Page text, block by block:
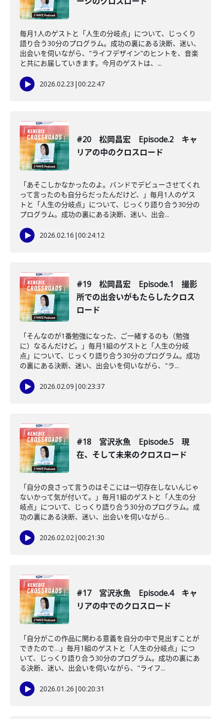
毎月1人のゲストと「人生の分岐点」について、じっくり
語り合う30分のプログラム。成功の裏にある決断、迷い、
出会いを伺いながら、"ライフデザイン"のヒントを、音楽
と共にお届していきます。今月のゲストは、...
2026.02.23 |00:22:47
#20 松岡昌宏 Episode.2 キャ
リアの中のクロスロード
「あそこしかなかったのよ。バンドでデビューさせてくれ
って言ったのも自分らだったんだけど、」毎月1人のゲス
トと「人生の分岐点」について、じっくり語り合う30分の
プログラム。成功の裏にある決断、迷い、出会...
2026.02.16 |00:24:12
#19 松岡昌宏 Episode.1 撮影
所での出会いがもたらしたクロス
ロード
「そんなのが1番勉強になった、ご一緒するのも（勉強
に）なるんだけど。」毎月1組のゲストと「人生の分岐
点」について、じっくり語り合う30分のプログラム。成功
の裏にある決断、迷い、出会いを伺いながら、"ラ...
2026.02.09 |00:23:37
#18 宮沢氷魚 Episode.5 現
在、そして未来のクロスロード
「自分の良さって言うのはそこには一切存在しないんじゃ
ないかって気が付いて。」毎月1組のゲストと「人生の分
岐点」について、じっくり語り合う30分のプログラム。成
功の裏にある決断、迷い、出会いを伺いながら...
2026.02.02|00:21:30
#17 宮沢氷魚 Episode.4 キャ
リアの中でのクロスロード
「自分がこの作品に関わる意義を自分の中で見出すことが
できたので…」毎月1組のゲストと「人生の分岐点」につ
いて、じっくり語り合う30分のプログラム。成功の裏にあ
る決断、迷い、出会いを伺いながら、"ライフ...
2026.01.26 |00:20:31